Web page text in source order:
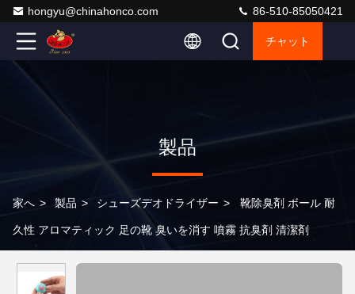
hongyu@chinahonco.com 86-510-85050421
チャット
製品
家へ > 製品 > シューズデオドライザー > 靴除臭剤 ボール 耐
久性 アロマティック 足の靴 臭いを消す 噴霧 抗臭剤 清潔剤